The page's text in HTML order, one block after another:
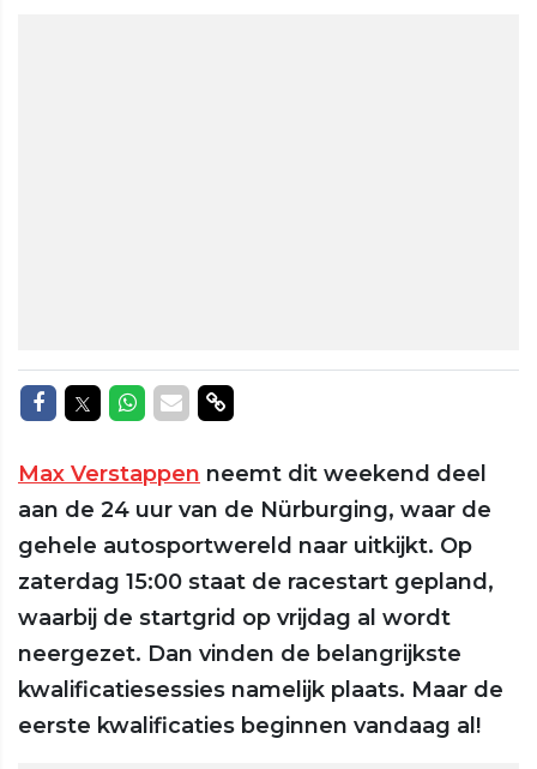
Delen op Facebook
Delen op Twitter
Delen op Whatsapp
Delen via Mail
Delen via link
Max Verstappen neemt dit weekend deel
aan de 24 uur van de Nürburging, waar de
gehele autosportwereld naar uitkijkt. Op
zaterdag 15:00 staat de racestart gepland,
waarbij de startgrid op vrijdag al wordt
neergezet. Dan vinden de belangrijkste
kwalificatiesessies namelijk plaats. Maar de
eerste kwalificaties beginnen vandaag al!